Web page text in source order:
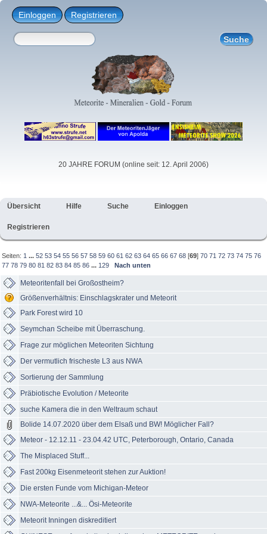
Einloggen Registrieren
20 JAHRE FORUM (online seit: 12. April 2006)
Übersicht Hilfe Suche Einloggen
Registrieren
Seiten: 1 ...52 53 54 55 56 57 58 59 60 61 62 63 64 65 66 67 68 [69]70 71 72 73 74 75 76
77 78 79 80 81 82 83 84 85 86 ... 129 Nach unten
Meteoritenfall bei Großostheim?
Größenverhältnis: Einschlagskrater und Meteorit
Park Forest wird 10
Seymchan Scheibe mit Überraschung.
Frage zur möglichen Meteoriten Sichtung
Der vermutlich frischeste L3 aus NWA
Sortierung der Sammlung
Präbiotische Evolution / Meteorite
suche Kamera die in den Weltraum schaut
Bolide 14.07.2020 über dem Elsaß und BW! Möglicher Fall?
Meteor - 12.12.11 - 23.04.42 UTC, Peterborough, Ontario, Canada
The Misplaced Stuff...
Fast 200kg Eisenmeteorit stehen zur Auktion!
Die ersten Funde vom Michigan-Meteor
NWA-Meteorite ...&... Ösi-Meteorite
Meteorit Inningen diskreditiert